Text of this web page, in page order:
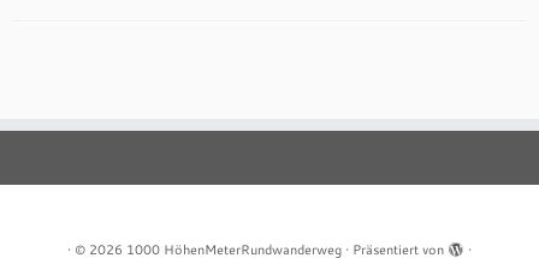
· © 2026 1000 HöhenMeterRundwanderweg · Präsentiert von ·